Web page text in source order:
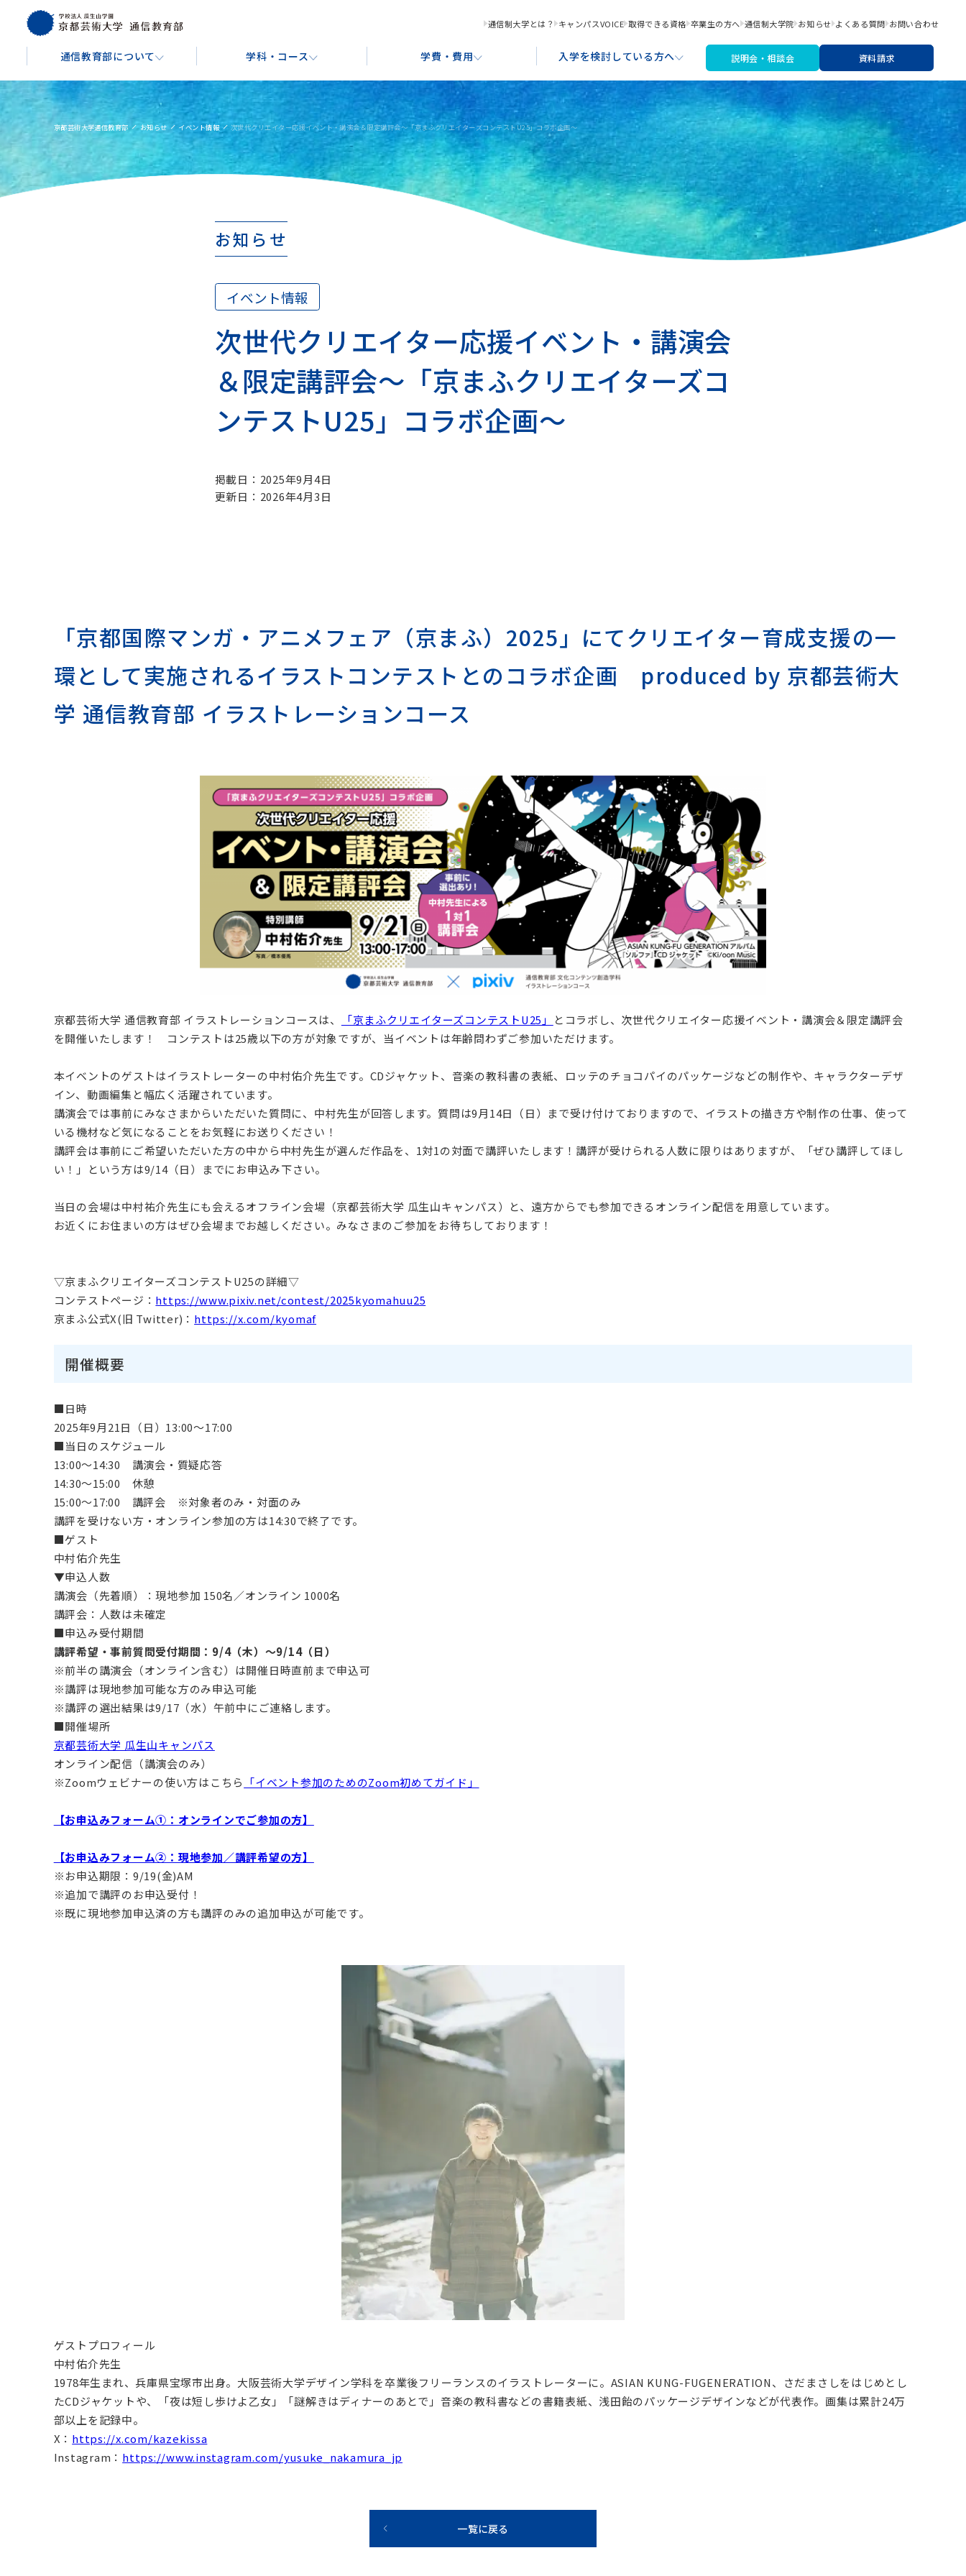
通信制大学とは？ キャンパスVOICE 取得できる資格 卒業生の方へ 通信制大学院 お知らせ よくある質問 お問い合わせ
通信教育部について
通信教育部について
About
通信教育部の学び方 学習サポート 就職サポート
ポリシー
バーチャル背景ダウンロード
学科・コース
学科・コース
Course
芸術教養学科 文化コンテンツ創造学科
グラフィックデザインコース
書画コース
文芸コース
アートライティングコース
※2026年4月より募集停止
美術科
日本画コース
洋画コース
染織コース
写真コース
環境デザイン学科
建築デザインコース
学費・費用
学費・費用
Tuition & Fees
入学金・授業料 奨学金制度・ローンのご案内 教材・機材費
入学を検討している方へ
入学を検討している方へ
For Prospective Students
出願手続きについて 入学形態と出願資格 あなたにあった入学検討ステップ
説明会・相談会 資料請求
京都芸術大学通信教育部 お知らせ イベント情報 次世代クリエイター応援イベント・講演会＆限定講評会～「京まふクリエイターズコンテストU25」コラボ企画～
お知らせ
イベント情報
次世代クリエイター応援イベント・講演会
＆限定講評会～「京まふクリエイターズコ
ンテストU25」コラボ企画～
掲載日：2025年9月4日
更新日：2026年4月3日
「京都国際マンガ・アニメフェア（京まふ）2025」にてクリエイター育成支援の一
環として実施されるイラストコンテストとのコラボ企画 produced by 京都芸術大
学 通信教育部 イラストレーションコース
京都芸術大学 通信教育部 イラストレーションコースは、 「京まふクリエイターズコンテストU25」
とコラボし、次世代クリエイター応援イベント・講演会＆限定講評会
を開催いたします！ コンテストは25歳以下の方が対象ですが、当イベントは年齢問わずご参加いただけます。
本イベントのゲストはイラストレーターの中村佑介先生です。CDジャケット、音楽の教科書の表紙、ロッテのチョコパイのパッケージなどの制作や、キャラクターデザ
イン、動画編集と幅広く活躍されています。
講演会では事前にみなさまからいただいた質問に、中村先生が回答します。質問は9月14日（日）まで受け付けておりますので、イラストの描き方や制作の仕事、使って
いる機材など気になることをお気軽にお送りください！
講評会は事前にご希望いただいた方の中から中村先生が選んだ作品を、1対1の対面で講評いたします！講評が受けられる人数に限りはありますが、「ぜひ講評してほし
い！」という方は9/14（日）までにお申込み下さい。
当日の会場は中村祐介先生にも会えるオフライン会場（京都芸術大学 瓜生山キャンパス）と、遠方からでも参加できるオンライン配信を用意しています。
お近くにお住まいの方はぜひ会場までお越しください。みなさまのご参加をお待ちしております！
▽京まふクリエイターズコンテストU25の詳細▽
コンテストページ： https://www.pixiv.net/contest/2025kyomahuu25
京まふ公式X(旧 Twitter)： https://x.com/kyomaf
開催概要
■日時
2025年9月21日（日）13:00～17:00
■当日のスケジュール
13:00～14:30 講演会・質疑応答
14:30～15:00 休憩
15:00～17:00 講評会 ※対象者のみ・対面のみ
講評を受けない方・オンライン参加の方は14:30で終了です。
■ゲスト
中村佑介先生
▼申込人数
講演会（先着順）：現地参加 150名／オンライン 1000名
講評会：人数は未確定
■申込み受付期間
講評希望・事前質問受付期間：9/4（木）～9/14（日）
※前半の講演会（オンライン含む）は開催日時直前まで申込可
※講評は現地参加可能な方のみ申込可能
※講評の選出結果は9/17（水）午前中にご連絡します。
■開催場所
京都芸術大学 瓜生山キャンパス
オンライン配信（講演会のみ）
※Zoomウェビナーの使い方はこちら 「イベント参加のためのZoom初めてガイド」
【お申込みフォーム①：オンラインでご参加の方】
【お申込みフォーム②：現地参加／講評希望の方】
※お申込期限：9/19(金)AM
※追加で講評のお申込受付！
※既に現地参加申込済の方も講評のみの追加申込が可能です。
ゲストプロフィール
中村佑介先生
1978年生まれ、兵庫県宝塚市出身。大阪芸術大学デザイン学科を卒業後フリーランスのイラストレーターに。ASIAN KUNG-FUGENERATION、さだまさしをはじめとし
たCDジャケットや、「夜は短し歩けよ乙女」「謎解きはディナーのあとで」音楽の教科書などの書籍表紙、浅田飴のパッケージデザインなどが代表作。画集は累計24万
部以上を記録中。
X： https://x.com/kazekissa
Instagram： https://www.instagram.com/yusuke_nakamura_jp
一覧に戻る